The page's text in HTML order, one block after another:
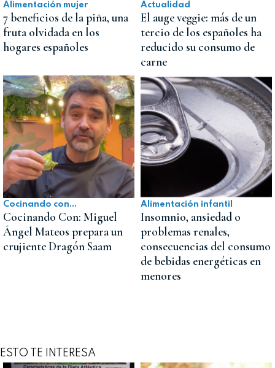
Alimentación mujer
7 beneficios de la piña, una
fruta olvidada en los
hogares españoles
Actualidad
El auge veggie: más de un
tercio de los españoles ha
reducido su consumo de
carne
Cocinando con...
Cocinando Con: Miguel
Ángel Mateos prepara un
crujiente Dragón Saam
Alimentación infantil
Insomnio, ansiedad o
problemas renales,
consecuencias del consumo
de bebidas energéticas en
menores
ESTO TE INTERESA